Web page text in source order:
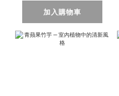
加入購物車